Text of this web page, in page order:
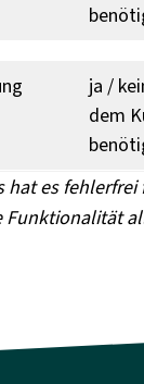
ja /
dem
hat es
Funktionalität